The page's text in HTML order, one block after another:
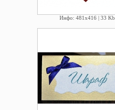
Инфо: 481х416 | 33 Kb